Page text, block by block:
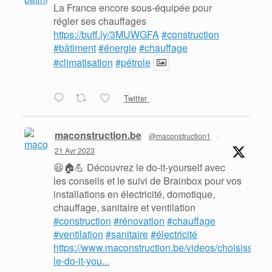
La France encore sous-équipée pour
régler ses chauffages
https://buff.ly/3MUWGFA#construction
#bâtiment#énergie#chauffage
#climatisation #pétrole
Twitter
maconstruction.be @maconstruction1
·
21 Avr 2023
😃🏠💪 Découvrez le do-it-yourself avec
les conseils et le suivi de Brainbox pour vos
installations en électricité, domotique,
chauffage, sanitaire et ventilation
#construction #rénovation #chauffage
#ventilation #sanitaire#électricité
https://www.maconstruction.be/videos/choisissez-
le-do-it-you...